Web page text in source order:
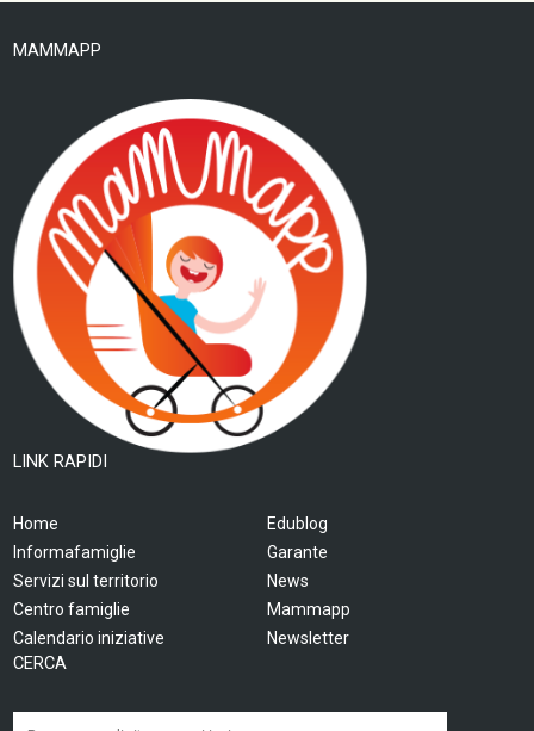
MAMMAPP
LINK RAPIDI
Home
Informafamiglie
Servizi sul territorio
Centro famiglie
Calendario iniziative
Edublog
Garante
News
Mammapp
Newsletter
CERCA